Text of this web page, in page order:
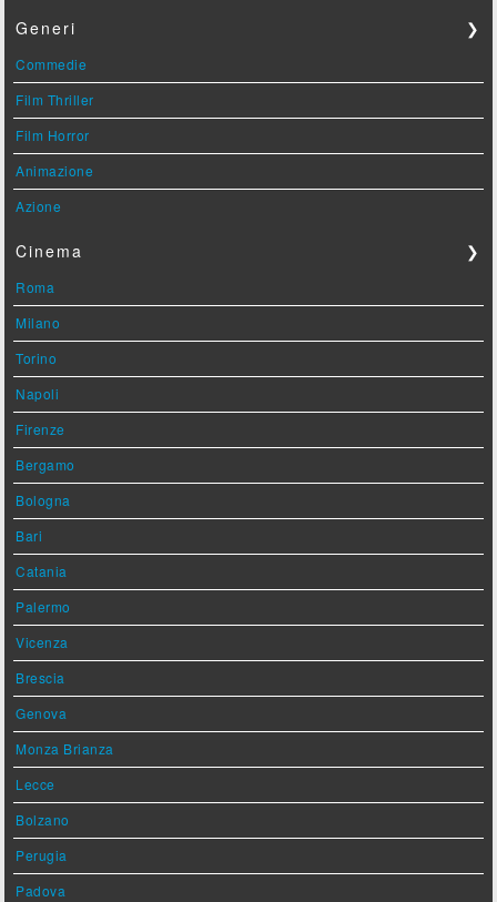
Generi ❯
Commedie
Film Thriller
Film Horror
Animazione
Azione
Cinema ❯
Roma
Milano
Torino
Napoli
Firenze
Bergamo
Bologna
Bari
Catania
Palermo
Vicenza
Brescia
Genova
Monza Brianza
Lecce
Bolzano
Perugia
Padova